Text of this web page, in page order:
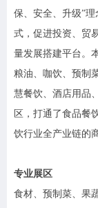
保、安全、升级”
式，促进投资、贸
量发展搭建平台。
粮油、咖饮、预制
慧餐饮、酒店用品
区，打通了食品餐
饮行业全产业链的
专业展区
食材、预制菜、果